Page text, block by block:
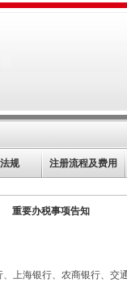
规 注册流程及费用
重要办税事项告知
上海银行、农商银行、交